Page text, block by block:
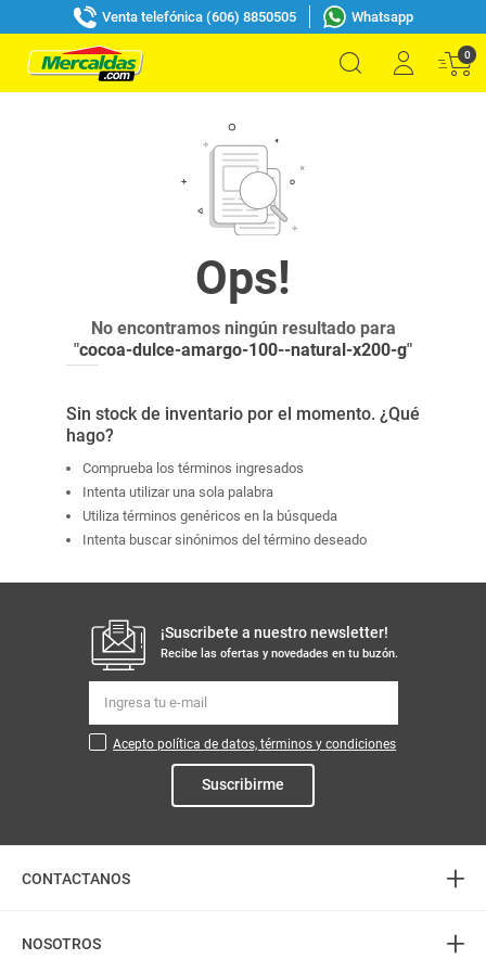
Venta telefónica (606) 8850505 Whatsapp
0
No encontramos ningún resultado para
"cocoa-dulce-amargo-100--natural-x200-g"
Sin stock de inventario por el momento. ¿Qué
hago?
Comprueba los términos ingresados
Intenta utilizar una sola palabra
Utiliza términos genéricos en la búsqueda
Intenta buscar sinónimos del término deseado
¡Suscribete a nuestro newsletter!
Recibe las ofertas y novedades en tu buzón.
Acepto política de datos, términos y condiciones
Suscribirme
CONTACTANOS +
Atención telefónica
NOSOTROS +